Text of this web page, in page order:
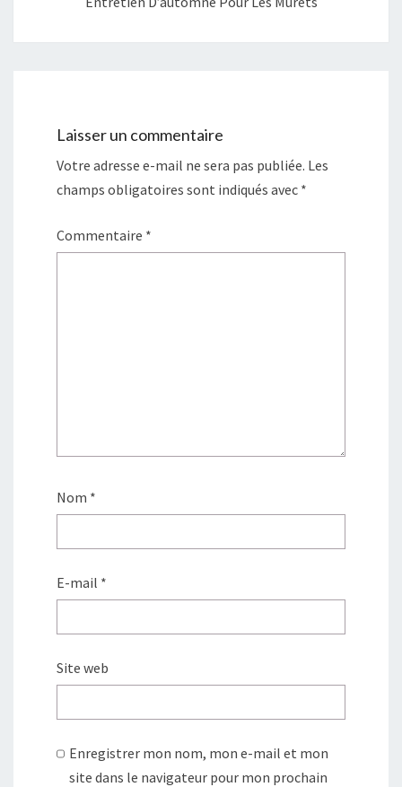
Laisser un commentaire
Votre adresse e-mail ne sera pas publiée. Les
champs obligatoires sont indiqués avec *
Commentaire *
Nom *
E-mail *
Site web
Enregistrer mon nom, mon e-mail et mon
site dans le navigateur pour mon prochain